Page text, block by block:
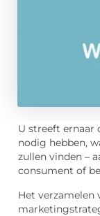
U streeft ernaar
nodig hebben,
zullen vinden –
consument of
Het verzamelen